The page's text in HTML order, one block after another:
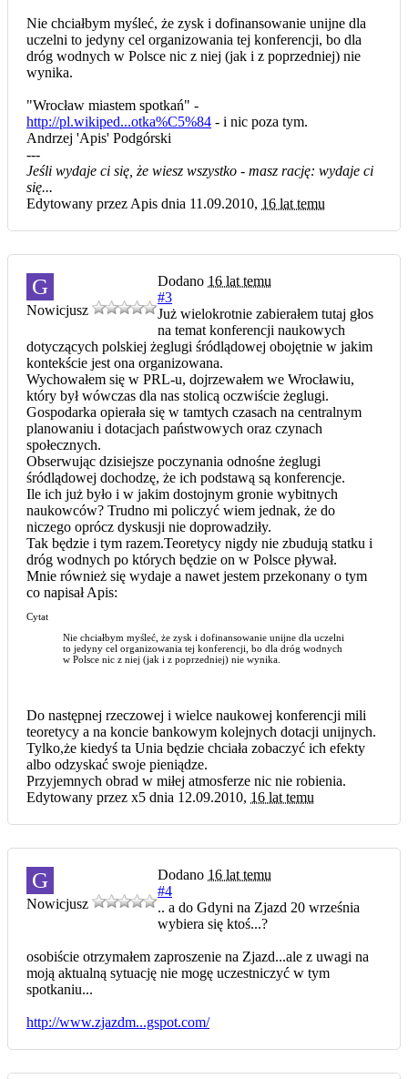
Nie chciałbym myśleć, że zysk i dofinansowanie unijne dla
uczelni to jedyny cel organizowania tej konferencji, bo dla
dróg wodnych w Polsce nic z niej (jak i z poprzedniej) nie
wynika.
"Wrocław miastem spotkań" -
http://pl.wikiped...otka%C5%84 - i nic poza tym.
Andrzej 'Apis' Podgórski
---
Jeśli wydaje ci się, że wiesz wszystko - masz rację: wydaje ci
się...
Edytowany przez Apis dnia 11.09.2010, 16 lat temu
G
Nowicjusz
Dodano 16 lat temu
#3
Już wielokrotnie zabierałem tutaj głos
na temat konferencji naukowych
dotyczących polskiej żeglugi śródlądowej obojętnie w jakim
kontekście jest ona organizowana.
Wychowałem się w PRL-u, dojrzewałem we Wrocławiu,
który był wówczas dla nas stolicą oczwiście żeglugi.
Gospodarka opierała się w tamtych czasach na centralnym
planowaniu i dotacjach państwowych oraz czynach
społecznych.
Obserwując dzisiejsze poczynania odnośne żeglugi
śródlądowej dochodzę, że ich podstawą są konferencje.
Ile ich już było i w jakim dostojnym gronie wybitnych
naukowców? Trudno mi policzyć wiem jednak, że do
niczego oprócz dyskusji nie doprowadziły.
Tak będzie i tym razem.Teoretycy nigdy nie zbudują statku i
dróg wodnych po których będzie on w Polsce pływał.
Mnie również się wydaje a nawet jestem przekonany o tym
co napisał Apis:
Cytat
Nie chciałbym myśleć, że zysk i dofinansowanie unijne dla uczelni
to jedyny cel organizowania tej konferencji, bo dla dróg wodnych
w Polsce nic z niej (jak i z poprzedniej) nie wynika.
Do następnej rzeczowej i wielce naukowej konferencji mili
teoretycy a na koncie bankowym kolejnych dotacji unijnych.
Tylko,że kiedyś ta Unia będzie chciała zobaczyć ich efekty
albo odzyskać swoje pieniądze.
Przyjemnych obrad w miłej atmosferze nic nie robienia.
Edytowany przez x5 dnia 12.09.2010, 16 lat temu
G
Nowicjusz
Dodano 16 lat temu
#4
.. a do Gdyni na Zjazd 20 września
wybiera się ktoś...?
osobiście otrzymałem zaproszenie na Zjazd...ale z uwagi na
moją aktualną sytuację nie mogę uczestniczyć w tym
spotkaniu...
http://www.zjazdm...gspot.com/